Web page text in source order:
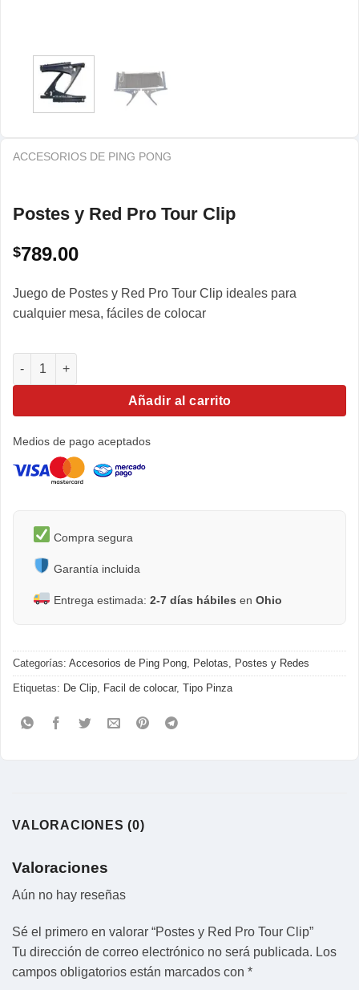
ACCESORIOS DE PING PONG
Postes y Red Pro Tour Clip
$789.00
Juego de Postes y Red Pro Tour Clip ideales para
cualquier mesa, fáciles de colocar
Postes y Red Pro Tour Clip cantidad
Añadir al carrito
Medios de pago aceptados
Compra segura
Garantía incluida
Entrega estimada: 2-7 días hábiles en Ohio
Categorías: Accesorios de Ping Pong Pelotas Postes y Redes
Etiquetas: De Clip Facil de colocar, Tipo Pinza
VALORACIONES (0)
Valoraciones
Aún no hay reseñas
Sé el primero en valorar “Postes y Red Pro Tour Clip”
Tu dirección de correo electrónico no será publicada. Los
campos obligatorios están marcados con *